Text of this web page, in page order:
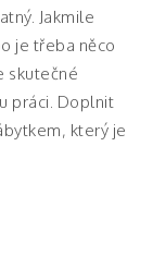
Jakmile
je třeba něco
skutečné
práci. Doplnit
který je